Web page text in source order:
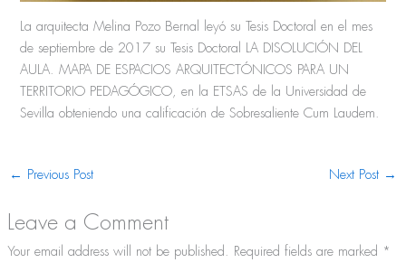
La arquitecta Melina Pozo Bernal leyó su Tesis Doctoral en el mes
de septiembre de 2017 su Tesis Doctoral LA DISOLUCIÓN DEL
AULA. MAPA DE ESPACIOS ARQUITECTÓNICOS PARA UN
TERRITORIO PEDAGÓGICO, en la ETSAS de la Universidad de
Sevilla obteniendo una calificación de Sobresaliente Cum Laudem.
← Previous Post Next Post →
Leave a Comment
Your email address will not be published. Required fields are marked *